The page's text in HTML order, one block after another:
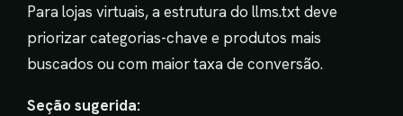
Para lojas virtuais, a estrutura do llms.txt deve
priorizar categorias-chave e produtos mais
buscados ou com maior taxa de conversão.
Seção sugerida: